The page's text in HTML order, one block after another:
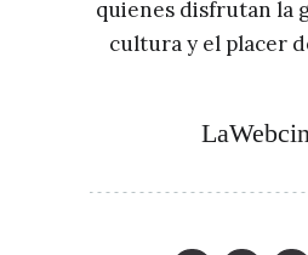
quienes disfrutan la
cultura y el placer